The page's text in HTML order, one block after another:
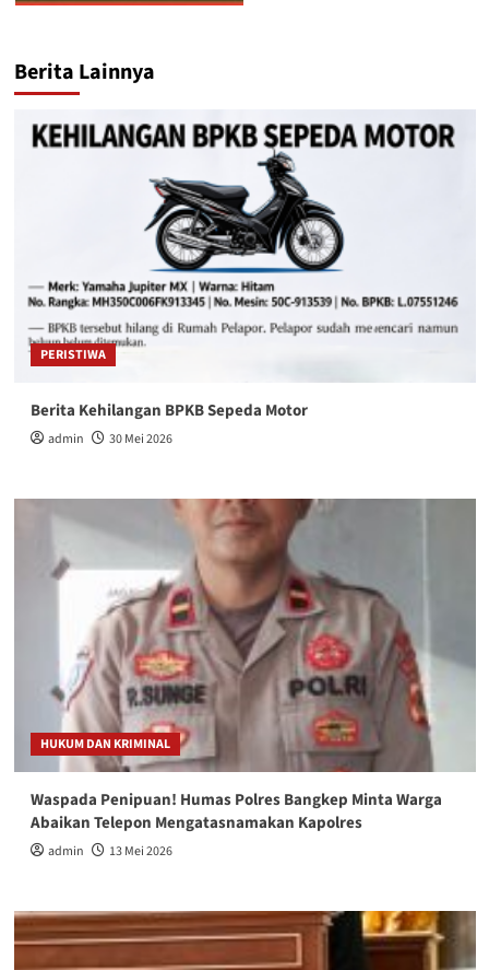
Berita Lainnya
PERISTIWA
Berita Kehilangan BPKB Sepeda Motor
admin 30 Mei 2026
HUKUM DAN KRIMINAL
Waspada Penipuan! Humas Polres Bangkep Minta Warga
Abaikan Telepon Mengatasnamakan Kapolres
admin 13 Mei 2026